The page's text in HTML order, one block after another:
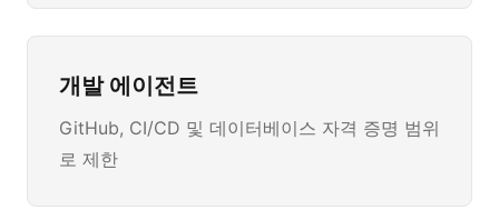
개발 에이전트
GitHub, CI/CD 및 데이터베이스 자격 증명 범위
로 제한